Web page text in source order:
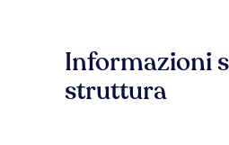
Informazioni
struttura